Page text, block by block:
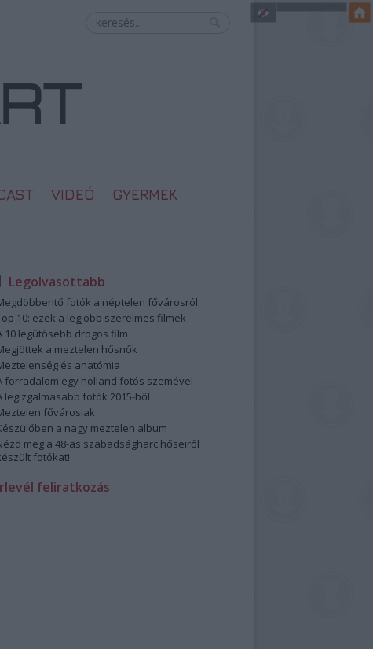
VIDEÓ GYERMEK
Legolvasottabb
fotók a néptelen fővárosról
10: ezek a legjobb szerelmes filmek
10 legütősebb drogos film
a meztelen hősnők
és anatómia
forradalom egy holland fotós szemével
legizgalmasabb fotók 2015-ből
fővárosiak
a nagy meztelen album
meg a 48-as szabadságharc hőseiről
fotókat!
feliratkozás